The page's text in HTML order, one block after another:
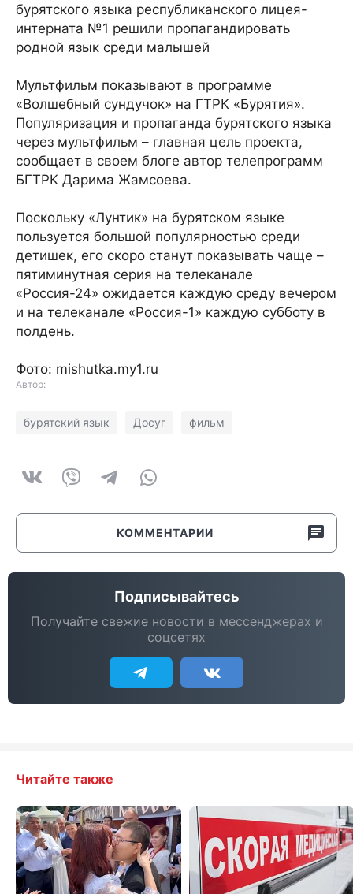
бурятского языка республиканского лицея-
интерната №1 решили пропагандировать
родной язык среди малышей
Мультфильм показывают в программе
«Волшебный сундучок» на ГТРК «Бурятия».
Популяризация и пропаганда бурятского языка
через мультфильм – главная цель проекта,
сообщает в своем блоге автор телепрограмм
БГТРК Дарима Жамсоева.
Поскольку «Лунтик» на бурятском языке
пользуется большой популярностью среди
детишек, его скоро станут показывать чаще –
пятиминутная серия на телеканале
«Россия-24» ожидается каждую среду вечером
и на телеканале «Россия-1» каждую субботу в
полдень.
Фото: mishutka.my1.ru
Автор:
бурятский язык Досуг фильм
КОММЕНТАРИИ
Подписывайтесь
Получайте свежие новости в мессенджерах и
соцсетях
Читайте также